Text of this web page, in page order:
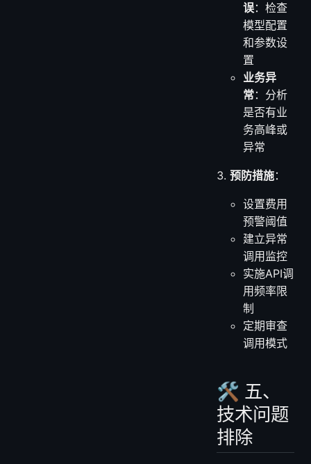
误：检查
模型配置
和参数设
置
业务异
常：分析
是否有业
务高峰或
异常
预防措施：
设置费用
预警阈值
建立异常
调用监控
实施API调
用频率限
制
定期审查
调用模式
🛠️ 五、
技术问题
排除